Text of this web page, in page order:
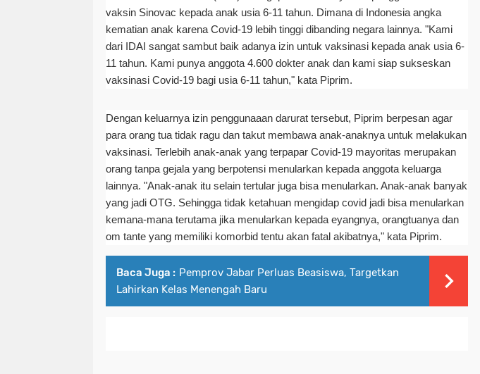
vaksin Sinovac kepada anak usia 6-11 tahun. Dimana di Indonesia angka
kematian anak karena Covid-19 lebih tinggi dibanding negara lainnya. "Kami
dari IDAI sangat sambut baik adanya izin untuk vaksinasi kepada anak usia 6-
11 tahun. Kami punya anggota 4.600 dokter anak dan kami siap sukseskan
vaksinasi Covid-19 bagi usia 6-11 tahun," kata Piprim.
Dengan keluarnya izin penggunaaan darurat tersebut, Piprim berpesan agar
para orang tua tidak ragu dan takut membawa anak-anaknya untuk melakukan
vaksinasi. Terlebih anak-anak yang terpapar Covid-19 mayoritas merupakan
orang tanpa gejala yang berpotensi menularkan kepada anggota keluarga
lainnya. "Anak-anak itu selain tertular juga bisa menularkan. Anak-anak banyak
yang jadi OTG. Sehingga tidak ketahuan mengidap covid jadi bisa menularkan
kemana-mana terutama jika menularkan kepada eyangnya, orangtuanya dan
om tante yang memiliki komorbid tentu akan fatal akibatnya," kata Piprim.
Baca Juga : Pemprov Jabar Perluas Beasiswa, Targetkan
Lahirkan Kelas Menengah Baru